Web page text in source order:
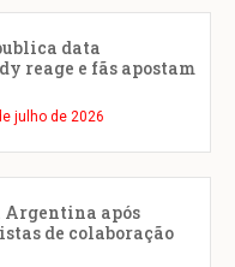
data
reage e fãs apostam
julho de 2026
Argentina após
de colaboração